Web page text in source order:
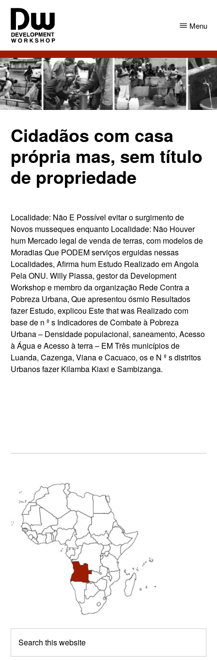
Skip
main
content
Skip
primary
sidebar
DW
Angola
Development
Workshop
Angola
Menu
Cidadãos com casa
própria mas, sem título
de propriedade
Localidade: Não E Possível evitar o surgimento de
Novos musseques enquanto Localidade: Não Houver
hum Mercado legal de venda de terras, com modelos de
Moradias Que PODEM serviços erguidas nessas
Localidades, Afirma hum Estudo Realizado em Angola
Pela ONU. Willy Piassa, gestor da Development
Workshop e membro da organização Rede Contra a
Pobreza Urbana, Que apresentou ósmio Resultados
fazer Estudo, explicou Este that was Realizado com
base de n º s Indicadores de Combate à Pobreza
Urbana – Densidade populacional, saneamento, Acesso
à Água e Acesso à terra – EM Três municípios de
Luanda, Cazenga, Viana e Cacuaco, os e N º s distritos
Urbanos fazer Kilamba Kiaxi e Sambizanga.
Primary
Sidebar
this